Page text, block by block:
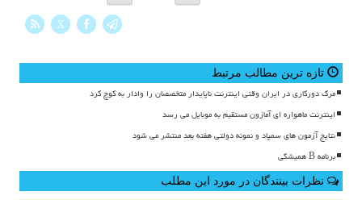
X
تازه ترین مطالب مرتبط
مرگ دورکاری در ایران وقتی اینترنت ناپایدار متخصصان را وادار به کوچ کرد
اینترنت ماهواره ای آمازون مستقیم به موبایل می رسد
نتایج آزمون های سمپاد و نمونه دولتی هفته بعد منتشر می شود
برنامه B همیشگی
نظرات بینندگان در مورد این مطلب